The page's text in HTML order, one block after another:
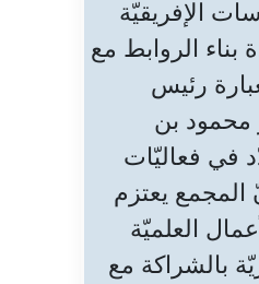
الإفريقيّة
بناء الروابط مع
رئيس
محمود بن
في فعاليّات
المجمع يعتزم
العلميّة
بالشراكة مع